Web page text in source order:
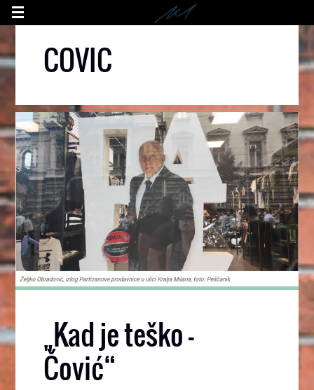
COVIC
„Kad je teško –
Čović“